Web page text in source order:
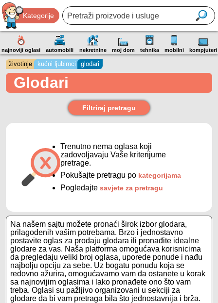
Kategorije
najnoviji oglasi automobili nekretnine moj dom tehnika mobilni kompjuteri
životinje kućni ljubimci glodari
Glodari
Filtriraj pretragu
Trenutno nema oglasa koji
zadovoljavaju Vaše kriterijume
pretrage.
Pokušajte pretragu po kategorijama
Pogledajte savjete za pretragu
Na našem sajtu možete pronaći širok izbor glodara,
prilagođenih vašim potrebama. Brzo i jednostavno
postavite oglas za prodaju glodara ili pronađite idealne
glodare za vas. Naša platforma omogućava korisnicima
da pregledaju veliki broj oglasa, uporede ponude i nađu
najbolju opciju za sebe. Uz bogatu ponudu koja se
redovno ažurira, omogućavamo vam da ostanete u korak
sa najnovijim oglasima i lako pronađete ono što vam
treba. Oglasi su pažljivo organizovani u sekciji za
glodare da bi vam pretraga bila što jednostavnija i brža.